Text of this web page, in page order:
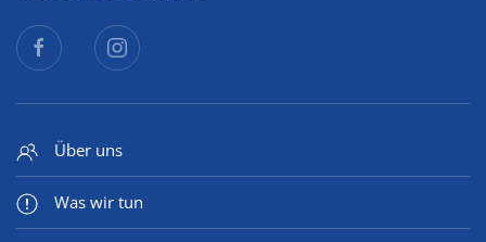
Über uns
Was wir tun